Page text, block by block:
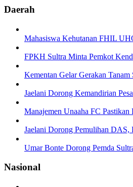
Daerah
Mahasiswa Kehutanan FHIL
FPKH Sultra Minta Pemkot
Kementan Gelar Gerakan
Jaelani Dorong Kemandirian
Manajemen Unaaha FC
Jaelani Dorong Pemulihan
Umar Bonte Dorong Pemda
Nasional